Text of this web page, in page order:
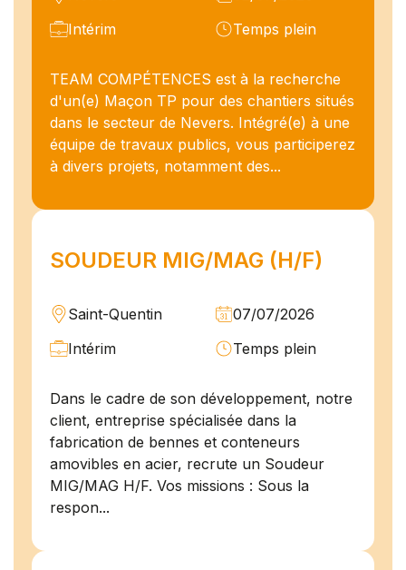
Intérim
Temps plein
TEAM COMPÉTENCES est à la recherche
d'un(e) Maçon TP pour des chantiers situés
dans le secteur de Nevers. Intégré(e) à une
équipe de travaux publics, vous participerez
à divers projets, notamment des...
SOUDEUR MIG/MAG (H/F)
Saint-Quentin
07/07/2026
Intérim
Temps plein
Dans le cadre de son développement, notre
client, entreprise spécialisée dans la
fabrication de bennes et conteneurs
amovibles en acier, recrute un Soudeur
MIG/MAG H/F. Vos missions : Sous la
respon...